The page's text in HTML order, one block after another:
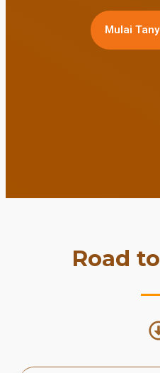
Mulai
Road